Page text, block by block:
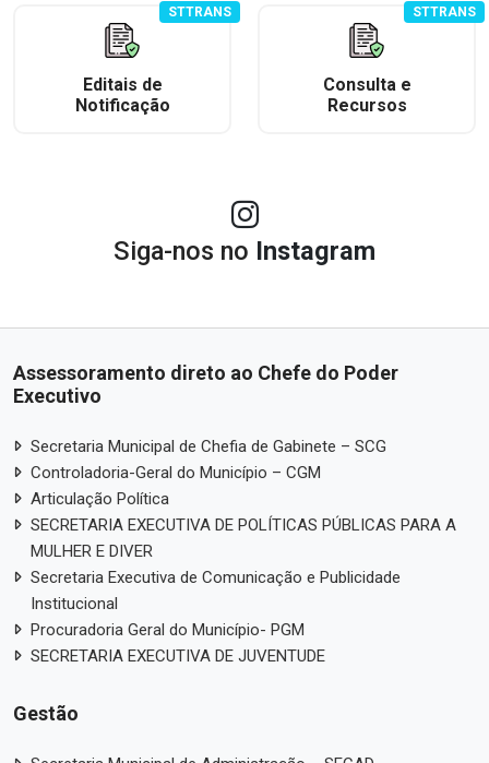
Editais de
Notificação
STTRANS
Consulta e
Recursos
STTRANS
Siga-nos no Instagram
Assessoramento direto ao Chefe do Poder
Executivo
Secretaria Municipal de Chefia de Gabinete – SCG
Controladoria-Geral do Município – CGM
Articulação Política
SECRETARIA EXECUTIVA DE POLÍTICAS PÚBLICAS PARA A
MULHER E DIVER
Secretaria Executiva de Comunicação e Publicidade
Institucional
Procuradoria Geral do Município- PGM
SECRETARIA EXECUTIVA DE JUVENTUDE
Gestão